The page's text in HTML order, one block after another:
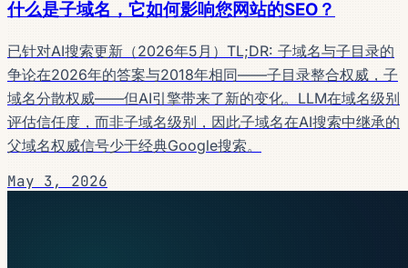
什么是子域名，它如何影响您网站的SEO？
已针对AI搜索更新（2026年5月）TL;DR: 子域名与子目录的
争论在2026年的答案与2018年相同——子目录整合权威，子
域名分散权威——但AI引擎带来了新的变化。LLM在域名级别
评估信任度，而非子域名级别，因此子域名在AI搜索中继承的
父域名权威信号少于经典Google搜索。
May 3, 2026